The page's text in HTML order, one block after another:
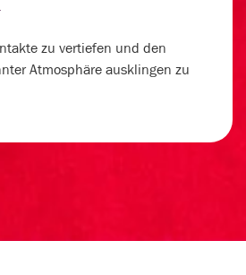
zu vertiefen und den
Atmosphäre ausklingen zu